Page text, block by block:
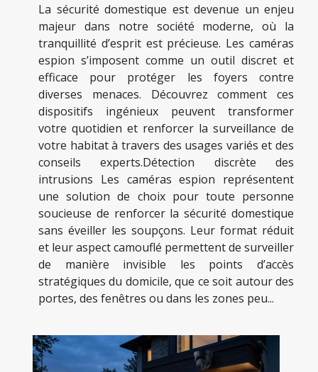
La sécurité domestique est devenue un enjeu
majeur dans notre société moderne, où la
tranquillité d’esprit est précieuse. Les caméras
espion s’imposent comme un outil discret et
efficace pour protéger les foyers contre
diverses menaces. Découvrez comment ces
dispositifs ingénieux peuvent transformer
votre quotidien et renforcer la surveillance de
votre habitat à travers des usages variés et des
conseils experts.Détection discrète des
intrusions Les caméras espion représentent
une solution de choix pour toute personne
soucieuse de renforcer la sécurité domestique
sans éveiller les soupçons. Leur format réduit
et leur aspect camouflé permettent de surveiller
de manière invisible les points d’accès
stratégiques du domicile, que ce soit autour des
portes, des fenêtres ou dans les zones peu...